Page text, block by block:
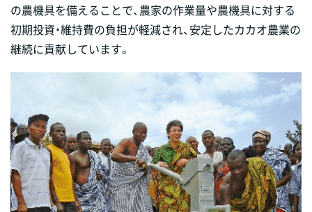
の農機具を備えることで、農家の作業量や農機具に対する
初期投資・維持費の負担が軽減され、安定したカカオ農業の
継続に貢献しています。